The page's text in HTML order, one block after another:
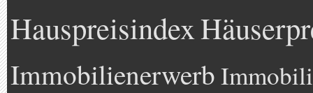
Hauspreisindex
Immobilienerwerb